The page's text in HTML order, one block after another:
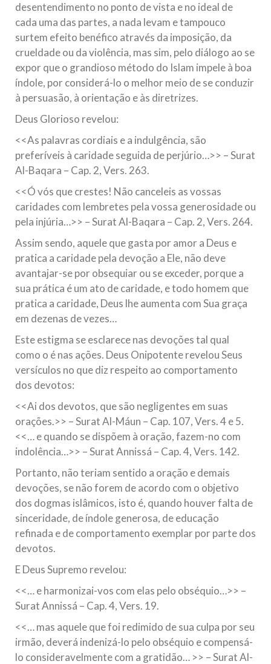
desentendimento no ponto de vista e no ideal de
cada uma das partes, a nada levam e tampouco
surtem efeito benéfico através da imposição, da
crueldade ou da violência, mas sim, pelo diálogo ao se
expor que o grandioso método do Islam impele à boa
índole, por considerá-lo o melhor meio de se conduzir
à persuasão, à orientação e às diretrizes.
Deus Glorioso revelou:
<<As palavras cordiais e a indulgência, são
preferíveis à caridade seguida de perjúrio…>> – Surat
Al-Baqara – Cap. 2, Vers. 263.
<<Ó vós que crestes! Não canceleis as vossas
caridades com lembretes pela vossa generosidade ou
pela injúria…>> – Surat Al-Baqara – Cap. 2, Vers. 264.
Assim sendo, aquele que gasta por amor a Deus e
pratica a caridade pela devoção a Ele, não deve
avantajar-se por obsequiar ou se exceder, porque a
sua prática é um ato de caridade, e todo homem que
pratica a caridade, Deus lhe aumenta com Sua graça
em dezenas de vezes…
Este estigma se esclarece nas devoções tal qual
como o é nas ações. Deus Onipotente revelou Seus
versículos no que diz respeito ao comportamento
dos devotos:
<<Ai dos devotos, que são negligentes em suas
orações.>> – Surat Al-Máun – Cap. 107, Vers. 4 e 5.
<<… e quando se dispõem à oração, fazem-no com
indolência…>> – Surat Annissá – Cap. 4, Vers. 142.
Portanto, não teriam sentido a oração e demais
devoções, se não forem de acordo com o objetivo
dos dogmas islâmicos, isto é, quando houver falta de
sinceridade, de índole generosa, de educação
refinada e de comportamento exemplar por parte dos
devotos.
E Deus Supremo revelou:
<<… e harmonizai-vos com elas pelo obséquio…>> –
Surat Annissá – Cap. 4, Vers. 19.
<<… mas aquele que foi redimido de sua culpa por seu
irmão, deverá indenizá-lo pelo obséquio e compensá-
lo consideravelmente com a gratidão… >> – Surat Al-